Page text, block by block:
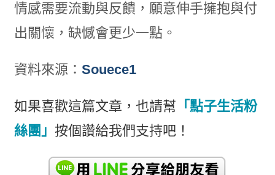
情感需要流動與反饋，願意伸手擁抱與付
出關懷，缺憾會更少一點。
資料來源： Souece1
如果喜歡這篇文章，也請幫 「點子生活粉
絲團」 按個讚給我們支持吧！